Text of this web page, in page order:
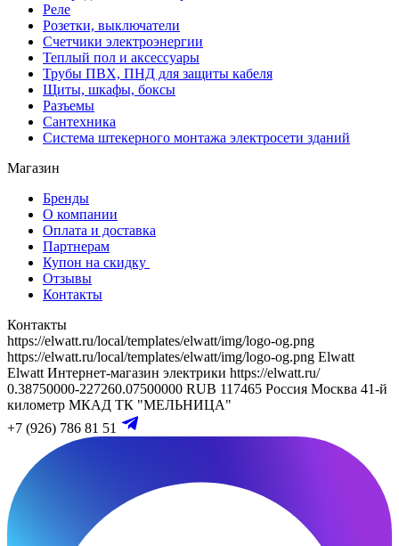
Реле
Розетки, выключатели
Счетчики электроэнергии
Теплый пол и аксессуары
Трубы ПВХ, ПНД для защиты кабеля
Щиты, шкафы, боксы
Разъемы
Сантехника
Система штекерного монтажа электросети зданий
Магазин
Бренды
О компании
Оплата и доставка
Партнерам
Купон на скидку
Отзывы
Контакты
Контакты
https://elwatt.ru/local/templates/elwatt/img/logo-og.png
https://elwatt.ru/local/templates/elwatt/img/logo-og.png Elwatt
Elwatt Интернет-магазин электрики https://elwatt.ru/
0.38750000-227260.07500000 RUB 117465 Россия Москва 41-й
километр МКАД ТК "МЕЛЬНИЦА"
+7 (926) 786 81 51